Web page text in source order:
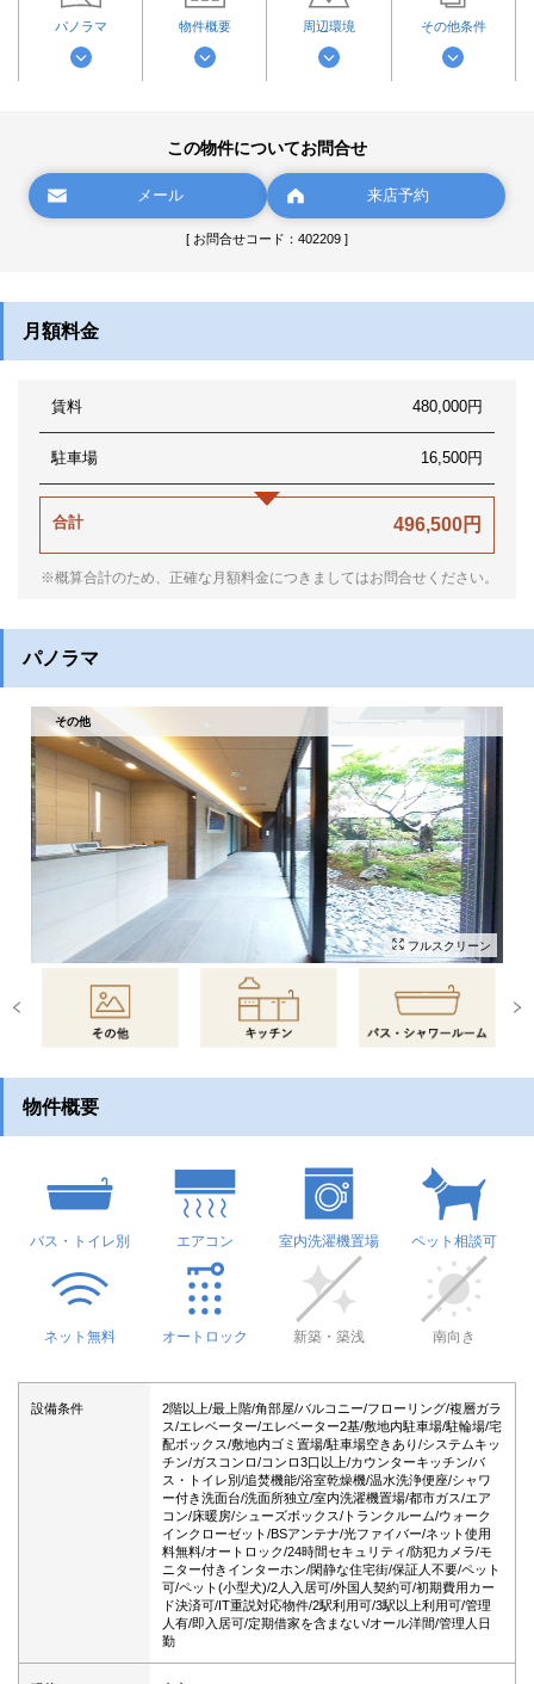
パノラマ 物件概要 周辺環境 その他条件
この物件についてお問合せ
メール 来店予約
[ お問合せコード：402209 ]
月額料金
賃料 480,000円
駐車場 16,500円
合計 496,500円
※概算合計のため、正確な月額料金につきましてはお問合せください。
パノラマ
その他
フルスクリーン
物件概要
バス・トイレ別 エアコン 室内洗濯機置場 ペット相談可
ネット無料 オートロック 新築・築浅 南向き
設備条件
2階以上/最上階/角部屋/バルコニー/フローリング/複層ガラ
ス/エレベーター/エレベーター2基/敷地内駐車場/駐輪場/宅
配ボックス/敷地内ゴミ置場/駐車場空きあり/システムキッ
チン/ガスコンロ/コンロ3口以上/カウンターキッチン/バ
ス・トイレ別/追焚機能/浴室乾燥機/温水洗浄便座/シャワ
ー付き洗面台/洗面所独立/室内洗濯機置場/都市ガス/エア
コン/床暖房/シューズボックス/トランクルーム/ウォーク
インクローゼット/BSアンテナ/光ファイバー/ネット使用
料無料/オートロック/24時間セキュリティ/防犯カメラ/モ
ニター付きインターホン/閑静な住宅街/保証人不要/ペット
可/ペット(小型犬)/2人入居可/外国人契約可/初期費用カー
ド決済可/IT重説対応物件/2駅利用可/3駅以上利用可/管理
人有/即入居可/定期借家を含まない/オール洋間/管理人日
勤